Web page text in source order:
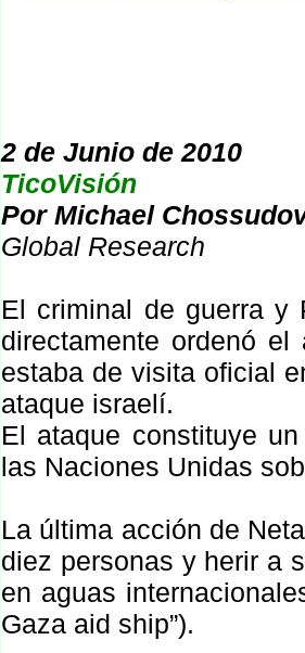
2 de Junio de 2010
TicoVisión
Por Michael
Global Research
El criminal de guerra y
directamente ordenó
estaba de visita oficial
ataque israelí.
El ataque constituye
las Naciones Unidas
La última acción de
diez personas y herir a
en aguas
Gaza aid ship”).